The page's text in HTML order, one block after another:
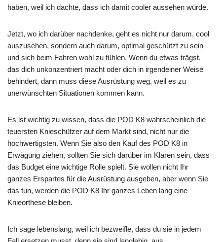
haben, weil ich dachte, dass ich damit cooler aussehen würde.
Jetzt, wo ich darüber nachdenke, geht es nicht nur darum, cool
auszusehen, sondern auch darum, optimal geschützt zu sein
und sich beim Fahren wohl zu fühlen. Wenn du etwas trägst,
das dich unkonzentriert macht oder dich in irgendeiner Weise
behindert, dann muss diese Ausrüstung weg, weil es zu
unerwünschten Situationen kommen kann.
Es ist wichtig zu wissen, dass die POD K8 wahrscheinlich die
teuersten Knieschützer auf dem Markt sind, nicht nur die
hochwertigsten. Wenn Sie also den Kauf des POD K8 in
Erwägung ziehen, sollten Sie sich darüber im Klaren sein, dass
das Budget eine wichtige Rolle spielt. Sie wollen nicht Ihr
ganzes Erspartes für die Ausrüstung ausgeben, aber wenn Sie
das tun, werden die POD K8 Ihr ganzes Leben lang eine
Knieorthese bleiben.
Ich sage lebenslang, weil ich bezweifle, dass du sie in jedem